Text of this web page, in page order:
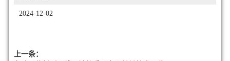
2024-12-02
上一条：